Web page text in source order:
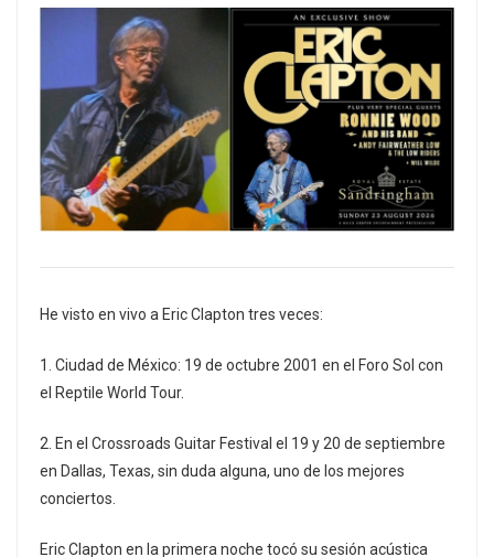
He visto en vivo a Eric Clapton tres veces:
1. Ciudad de México: 19 de octubre 2001 en el Foro Sol con
el Reptile World Tour.
2. En el Crossroads Guitar Festival el 19 y 20 de septiembre
en Dallas, Texas, sin duda alguna, uno de los mejores
conciertos.
Eric Clapton en la primera noche tocó su sesión acústica